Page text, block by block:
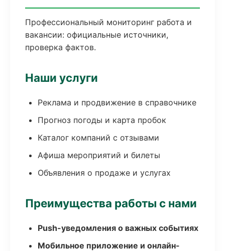
Профессиональный мониторинг работа и
вакансии: официальные источники,
проверка фактов.
Наши услуги
Реклама и продвижение в справочнике
Прогноз погоды и карта пробок
Каталог компаний с отзывами
Афиша мероприятий и билеты
Объявления о продаже и услугах
Преимущества работы с нами
Push-уведомления о важных событиях
Мобильное приложение и онлайн-